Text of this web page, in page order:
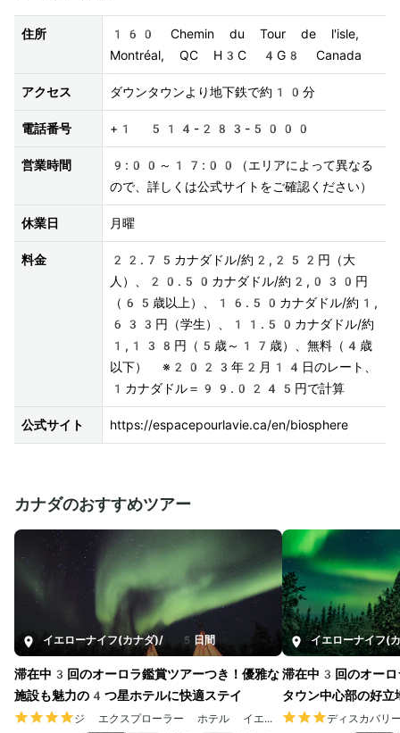
住所
160 Chemin du Tour de l'isle,
Montréal, QC H3C 4G8 Canada
アクセス ダウンタウンより地下鉄で約10分
電話番号 +1 514-283-5000
営業時間
9:00～17:00（エリアによって異なる
ので、詳しくは公式サイトをご確認ください）
休業日 月曜
料金
22.75カナダドル/約2,252円（大
人）、20.50カナダドル/約2,030円
（65歳以上）、16.50カナダドル/約1,
633円（学生）、11.50カナダドル/約
1,138円（5歳～17歳）、無料（4歳
以下） ※2023年2月14日のレート、
1カナダドル＝99.0245円で計算
公式サイト https://espacepourlavie.ca/en/biosphere
カナダのおすすめツアー
イエローナイフ(カナダ)/ 5日間
滞在中3回のオーロラ鑑賞ツアーつき！優雅な
施設も魅力の4つ星ホテルに快適ステイ
ジ エクスプローラー ホテル イエローナイフ
イエローナイフ(
滞在中3回のオーロ
タウン中心部の好立
ディスカバリ